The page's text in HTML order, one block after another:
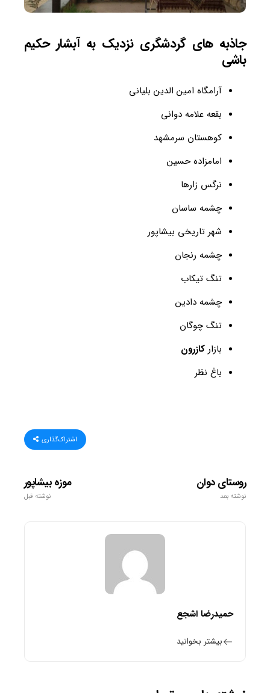
جاذبه های گردشگری نزدیک به آبشار حکیم
باشی
آرامگاه امین الدین بلیانی
بقعه علامه دوانی
کوهستان سرمشهد
امامزاده حسین
نرگس زارها
چشمه ساسان
شهر تاریخی بیشاپور
چشمه رنجان
تنگ تیکاب
چشمه دادین
تنگ چوگان
بازار کازرون
باغ نظر
اشتراک‌گذاری
موزه بیشاپور
نوشته قبل
روستای دوان
نوشته بعد
حمیدرضا اشجع
بیشتر بخوانید